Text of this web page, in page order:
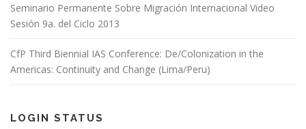
Seminario Permanente Sobre Migración Internacional Video
Sesión 9a. del Ciclo 2013
CfP Third Biennial IAS Conference: De/Colonization in the
Americas: Continuity and Change (Lima/Peru)
LOGIN STATUS